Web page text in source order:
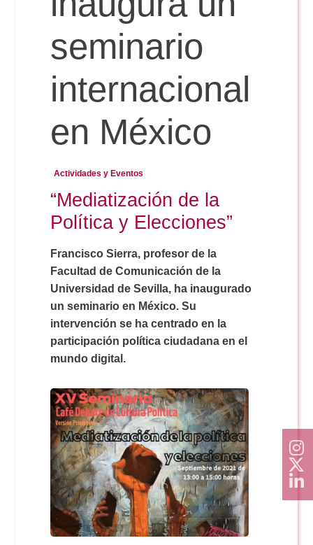
Reservas
Calendario Lectivo
Horarios
Publicidad y RR.PP
Comunicación Audiovisual
Exámenes Grado
Comunicación Audiovisual
Doble Grado PER/CAV
#miTFG
#YoPractico
seminario
internacional
en México
Actividades y Eventos
“Mediatización de la
Política y Elecciones”
Francisco Sierra, profesor de la
Facultad de Comunicación de la
Universidad de Sevilla, ha inaugurado
un seminario en México. Su
intervención se ha centrado en la
participación política ciudadana en el
mundo digital.